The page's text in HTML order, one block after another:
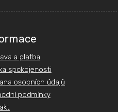
a platba
spokojenosti
osobních údajů
podmínky